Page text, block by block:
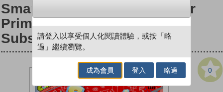
Smart Mathematicians Lower
Primary-26 Superman’s
Substitute Assistant
0
請登入以享受個人化閱讀體驗，或按「略
過」繼續瀏覽。
成為會員 登入 略過